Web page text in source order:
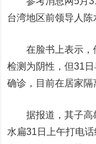
台湾地区前领导人陈
在脸书上表示，
检测为阴性，但31
确诊，目前在居家隔
据报道，其子高雄
水扁31日上午打电